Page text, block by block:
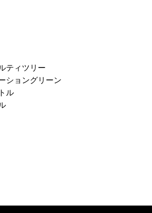
ティツリー
ショングリーン
ル